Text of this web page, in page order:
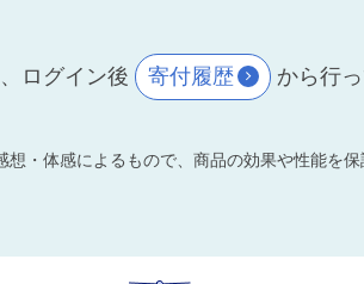
ログイン後 寄付履歴 から行
・体感によるもので、商品の効果や性能を保